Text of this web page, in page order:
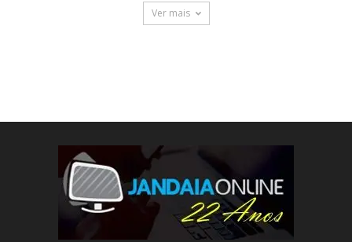
Ver mais